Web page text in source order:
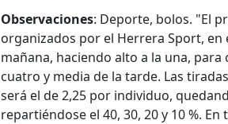
Observaciones: Deporte, bolos. "El
organizados por el Herrera Sport,
mañana, haciendo alto a la una,
cuatro y media de la tarde. Las
será el de 2,25 por individuo,
repartiéndose el 40, 30, 20 y 10 %.